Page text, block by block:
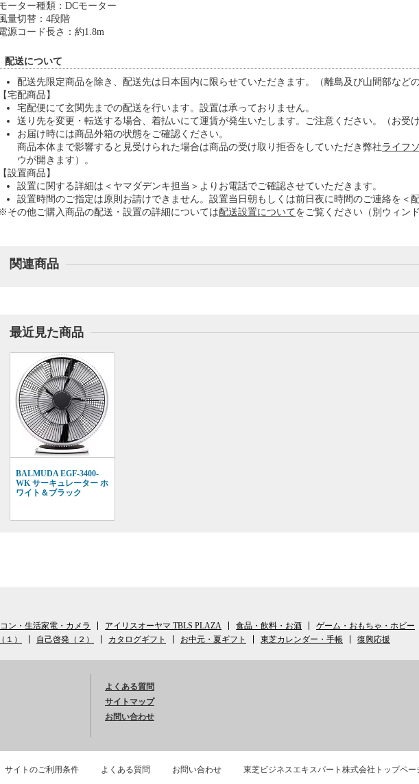
ーター種類：DCモーター
量切替：4段階
源コード長さ：約1.8m
配送について
配送先限定商品を除き、配送先は日本国内に限らせていただきます。（離島及び山間部などの
【宅配商品】
宅配便にて玄関先までの配送を行います。設置は承っておりません。
送り先を変更・転送する場合、着払いにて運賃が発生いたします。ご注意ください。（お受
お届け時には商品外箱の状態をご確認ください。
商品本体まで影響すると見受けられた場合は商品の受け取り拒否をしていただき弊社ライフ
ウが開きます）。
【設置商品】
設置に関する詳細は＜ヤマダデンキ担当＞よりお電話でご確認させていただきます。
設置時間のご指定は原則お請けできません。設置当日朝もしくは前日夜に時間のご連絡を＜
※その他ご購入商品の配送・設置の詳細については配送設置についてをご覧ください（別ウィン
関連商品
最近見た商品
BALMUDA EGF-3400-
WK サーキュレーター ホ
ワイト＆ブラック
ン・生活家電・カメラ アイリスオーヤマ TBLS PLAZA 食品・飲料・お酒 ゲーム・おもちゃ・ホビー
１） 自己啓発（２） カタログギフト お中元・夏ギフト 東芝カレンダー・手帳 復興応援
よくある質問
サイトマップ
お問い合わせ
サイトのご利用条件 よくある質問 お問い合わせ 東芝ビジネスエキスパート株式会社トップペー